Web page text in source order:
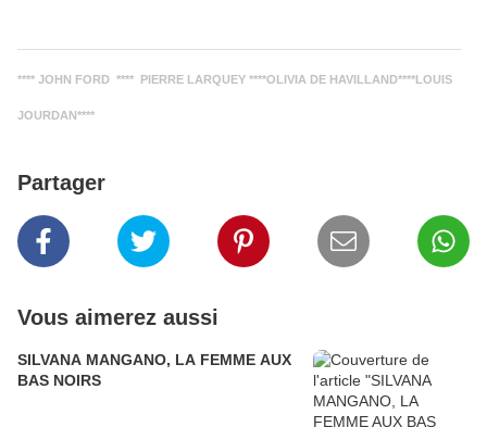
**** JOHN FORD **** PIERRE LARQUEY ****OLIVIA DE HAVILLAND****LOUIS
JOURDAN****
Partager
Vous aimerez aussi
SILVANA MANGANO, LA FEMME AUX
BAS NOIRS